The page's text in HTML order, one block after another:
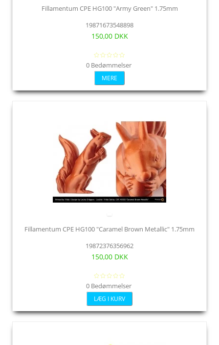
Fillamentum CPE HG100 "Army Green" 1.75mm
19871673548898
150,00 DKK
0 Bedømmelser
MERE
Fillamentum CPE HG100 "Caramel Brown Metallic" 1.75mm
19872376356962
150,00 DKK
0 Bedømmelser
LÆG I KURV